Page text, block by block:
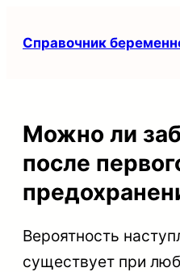
Справочник
Можно ли
после
Вероятность
существует при